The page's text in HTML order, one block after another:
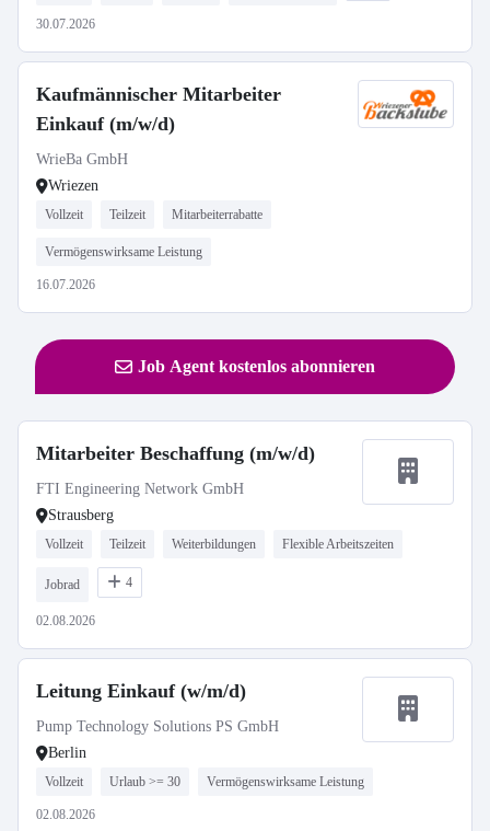
30.07.2026
Kaufmännischer Mitarbeiter
Einkauf (m/w/d)
WrieBa GmbH
Wriezen
Vollzeit Teilzeit Mitarbeiterrabatte
Vermögenswirksame Leistung
16.07.2026
Job Agent kostenlos abonnieren
Mitarbeiter Beschaffung (m/w/d)
FTI Engineering Network GmbH
Strausberg
Vollzeit Teilzeit Weiterbildungen Flexible Arbeitszeiten
Jobrad 4
02.08.2026
Leitung Einkauf (w/m/d)
Pump Technology Solutions PS GmbH
Berlin
Vollzeit Urlaub >= 30 Vermögenswirksame Leistung
02.08.2026